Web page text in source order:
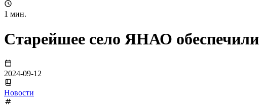
1 мин.
Старейшее село ЯНАО обеспечили
2024-09-12
Новости